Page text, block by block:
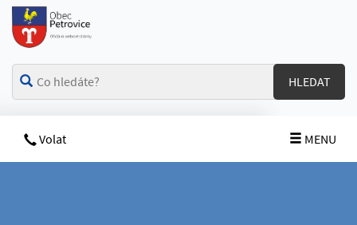
HLEDAT
MENU
Volat